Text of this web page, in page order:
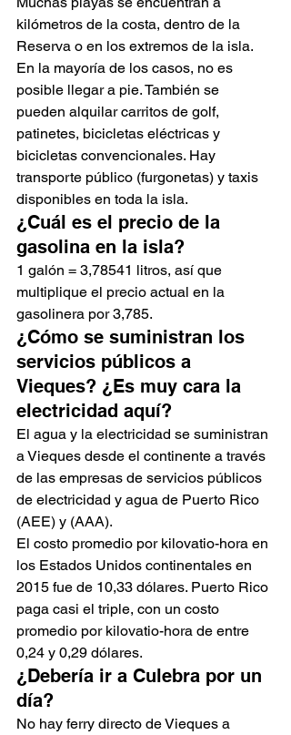
kilómetros de la costa, dentro de la
Reserva o en los extremos de la isla.
En la mayoría de los casos, no es
posible llegar a pie. También se
pueden alquilar carritos de golf,
patinetes, bicicletas eléctricas y
bicicletas convencionales. Hay
transporte público (furgonetas) y taxis
disponibles en toda la isla.
¿Cuál es el precio de la
gasolina en la isla?
1 galón = 3,78541 litros, así que
multiplique el precio actual en la
gasolinera por 3,785.
¿Cómo se suministran los
servicios públicos a
Vieques? ¿Es muy cara la
electricidad aquí?
El agua y la electricidad se suministran
a Vieques desde el continente a través
de las empresas de servicios públicos
de electricidad y agua de Puerto Rico
(AEE) y (AAA).
El costo promedio por kilovatio-hora en
los Estados Unidos continentales en
2015 fue de 10,33 dólares. Puerto Rico
paga casi el triple, con un costo
promedio por kilovatio-hora de entre
0,24 y 0,29 dólares.
¿Debería ir a Culebra por un
día?
No hay ferry directo de Vieques a